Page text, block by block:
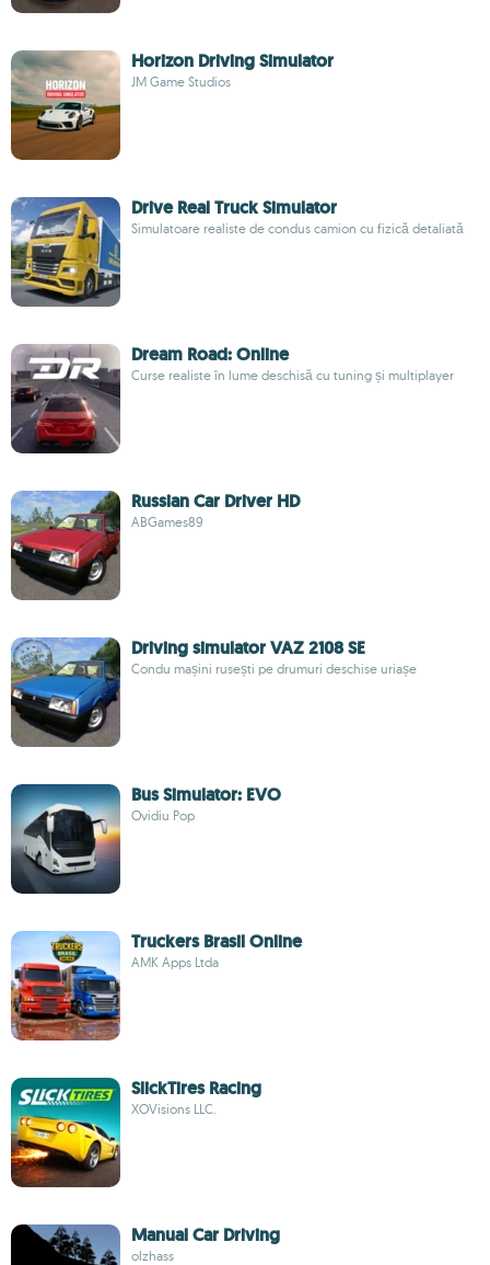
Horizon Driving Simulator
JM Game Studios
Drive Real Truck Simulator
Simulatoare realiste de condus camion cu fizică detaliată
Dream Road: Online
Curse realiste în lume deschisă cu tuning și multiplayer
Russian Car Driver HD
ABGames89
Driving simulator VAZ 2108 SE
Condu mașini rusești pe drumuri deschise uriașe
Bus Simulator: EVO
Ovidiu Pop
Truckers Brasil Online
AMK Apps Ltda
SlickTires Racing
XOVisions LLC.
Manual Car Driving
olzhass